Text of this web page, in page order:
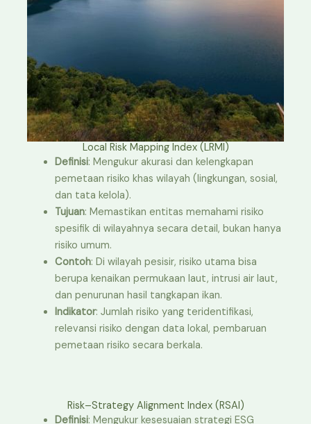
Local Risk Mapping Index (LRMI)
Definisi: Mengukur akurasi dan kelengkapan
pemetaan risiko khas wilayah (lingkungan, sosial,
dan tata kelola).
Tujuan: Memastikan entitas memahami risiko
spesifik di wilayahnya secara detail, bukan hanya
risiko umum.
Contoh: Di wilayah pesisir, risiko utama bisa
berupa kenaikan permukaan laut, intrusi air laut,
dan penurunan hasil tangkapan ikan.
Indikator: Jumlah risiko yang teridentifikasi,
relevansi risiko dengan data lokal, pembaruan
pemetaan risiko secara berkala.
Risk–Strategy Alignment Index (RSAI)
Definisi: Mengukur kesesuaian strategi ESG